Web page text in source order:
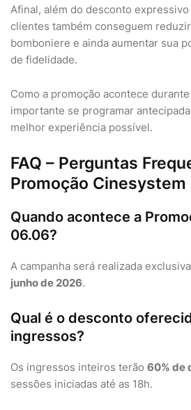
Afinal, além do desconto
clientes também conseguem
bomboniere e ainda aumentar sua
de fidelidade.
Como a promoção acontece
importante se programar
melhor experiência possível.
FAQ – Perguntas
Promoção Cinesystem
Quando acontece a
06.06?
A campanha será realizada
junho de 2026.
Qual é o desconto
ingressos?
Os ingressos inteiros terão 60% de
sessões iniciadas até as 18h.